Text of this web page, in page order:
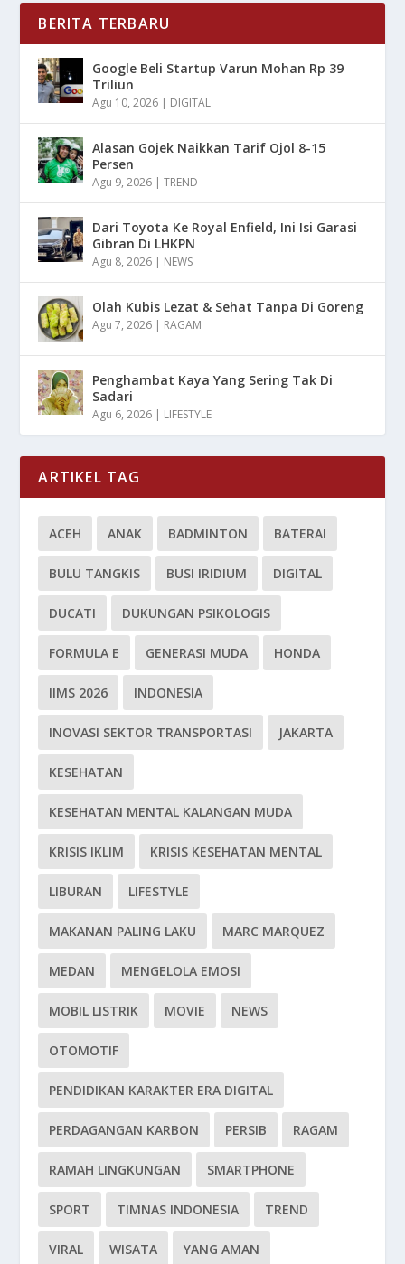
BERITA TERBARU
Google Beli Startup Varun Mohan Rp 39
Triliun
Agu 10, 2026 | DIGITAL
Alasan Gojek Naikkan Tarif Ojol 8-15
Persen
Agu 9, 2026 |TREND
Dari Toyota Ke Royal Enfield, Ini Isi Garasi
Gibran Di LHKPN
Agu 8, 2026 | NEWS
Olah Kubis Lezat & Sehat Tanpa Di Goreng
Agu 7, 2026 | RAGAM
Penghambat Kaya Yang Sering Tak Di
Sadari
Agu 6, 2026 | LIFESTYLE
ARTIKEL TAG
ACEH ANAK BADMINTON BATERAI
BULU TANGKIS BUSI IRIDIUM DIGITAL
DUCATI DUKUNGAN PSIKOLOGIS
FORMULA E GENERASI MUDA HONDA
IIMS 2026 INDONESIA
INOVASI SEKTOR TRANSPORTASI JAKARTA
KESEHATAN
KESEHATAN MENTAL KALANGAN MUDA
KRISIS IKLIM KRISIS KESEHATAN MENTAL
LIBURAN LIFESTYLE
MAKANAN PALING LAKU MARC MARQUEZ
MEDAN MENGELOLA EMOSI
MOBIL LISTRIK MOVIE NEWS
OTOMOTIF
PENDIDIKAN KARAKTER ERA DIGITAL
PERDAGANGAN KARBON PERSIB RAGAM
RAMAH LINGKUNGAN SMARTPHONE
SPORT TIMNAS INDONESIA TREND
VIRAL WISATA YANG AMAN